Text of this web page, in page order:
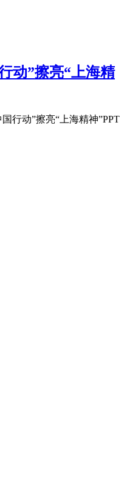
动”擦亮“上海精
行动”擦亮“上海精神”PPT